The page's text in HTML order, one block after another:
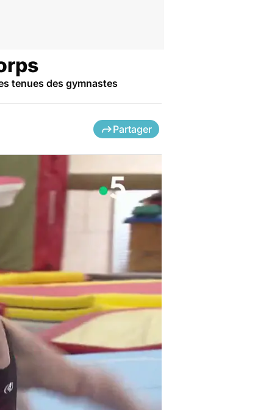
tenues des gymnastes
Partager